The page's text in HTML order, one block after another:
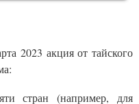
2023 акция от тайского
стран (например, для